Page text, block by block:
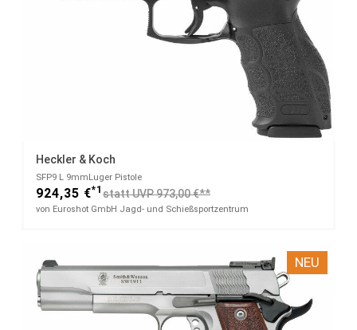
Heckler & Koch
SFP9 L​ 9mmLuger Pistole
924,35 €*1 statt UVP 973,00 €**
von Euroshot GmbH Jagd- und Schießsportzentrum
NEU